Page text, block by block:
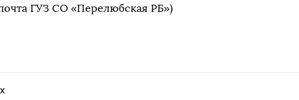
ГУЗ СО «Перелюбская РБ»)